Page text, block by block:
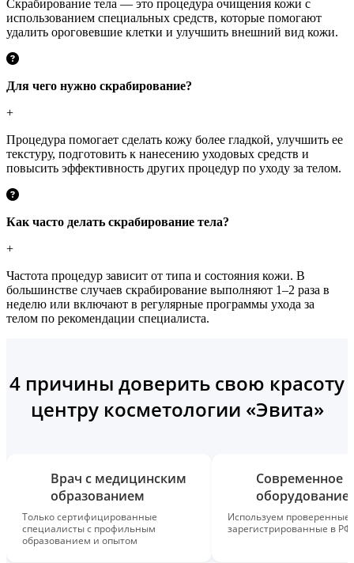
Скрабирование тела — это процедура очищения кожи с
использованием специальных средств, которые помогают
удалить ороговевшие клетки и улучшить внешний вид кожи.
Для чего нужно скрабирование?
+
Процедура помогает сделать кожу более гладкой, улучшить ее
текстуру, подготовить к нанесению уходовых средств и
повысить эффективность других процедур по уходу за телом.
Как часто делать скрабирование тела?
+
Частота процедур зависит от типа и состояния кожи. В
большинстве случаев скрабирование выполняют 1–2 раза в
неделю или включают в регулярные программы ухода за
телом по рекомендации специалиста.
4 причины доверить свою красоту
центру косметологии «Эвита»
Врач с медицинским
образованием
Только сертифицированные
специалисты с профильным
образованием и опытом
Современное
оборудование
Используем проверенные,
зарегистрированные в